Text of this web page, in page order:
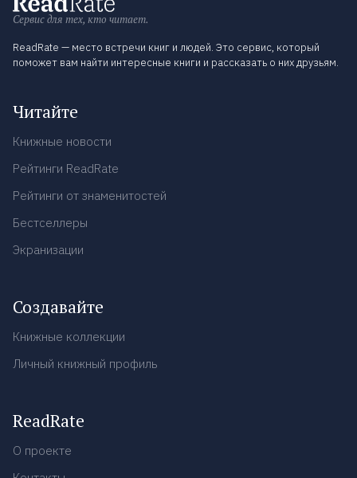
Сервис для тех, кто читает.
ReadRate — место встречи книг и людей. Это сервис, который
поможет вам найти интересные книги и рассказать о них друзьям.
Читайте
Книжные новости
Рейтинги ReadRate
Рейтинги от знаменитостей
Бестселлеры
Экранизации
Создавайте
Книжные коллекции
Личный книжный профиль
ReadRate
О проекте